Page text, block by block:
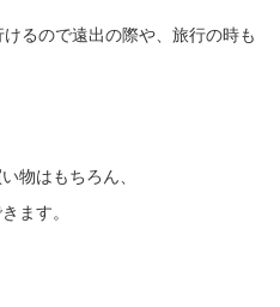
るので遠出の際や、旅行の時も
物はもちろん、
ます。